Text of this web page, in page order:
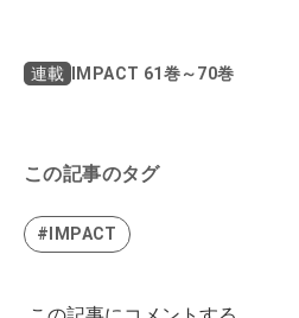
連載 IMPACT 61巻～70巻
この記事のタグ
#IMPACT